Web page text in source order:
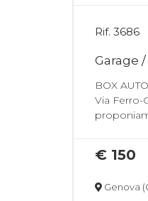
Rif. 3686
Garage
BOX
Via Ferro-
€ 150
Genova